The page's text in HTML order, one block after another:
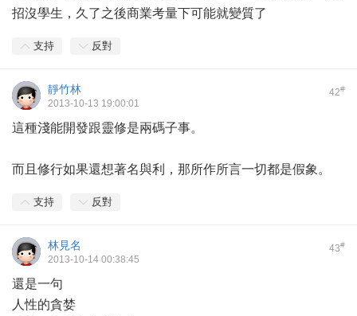
招沒學生，久了之後商業考量下可能就變質了
支持 反對
42#
靜竹林
2013-10-13 19:00:01
這種淺能開發跟靈修是兩碼子事。
而且修行如果還想著名與利，那所作所言一切都是假象。
支持 反對
43#
林見名
2013-10-14 00:38:45
還是一句
人性的貪婪